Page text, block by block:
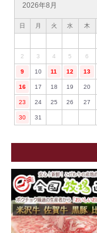
2026年8月
日 月 火 水 木
2 3 4 5 6
9 10 11 12 13
16 17 18 19 20
23 24 25 26 27
30 31